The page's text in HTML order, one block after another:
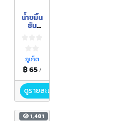
น้ำขมิ้น
ชัน
ดื่ม
ภูเก็ต
฿ 65 /
ดูรายละเอียด
1,481